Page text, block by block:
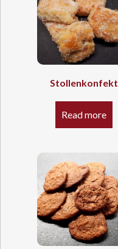
Stollenkonfekt
Read more